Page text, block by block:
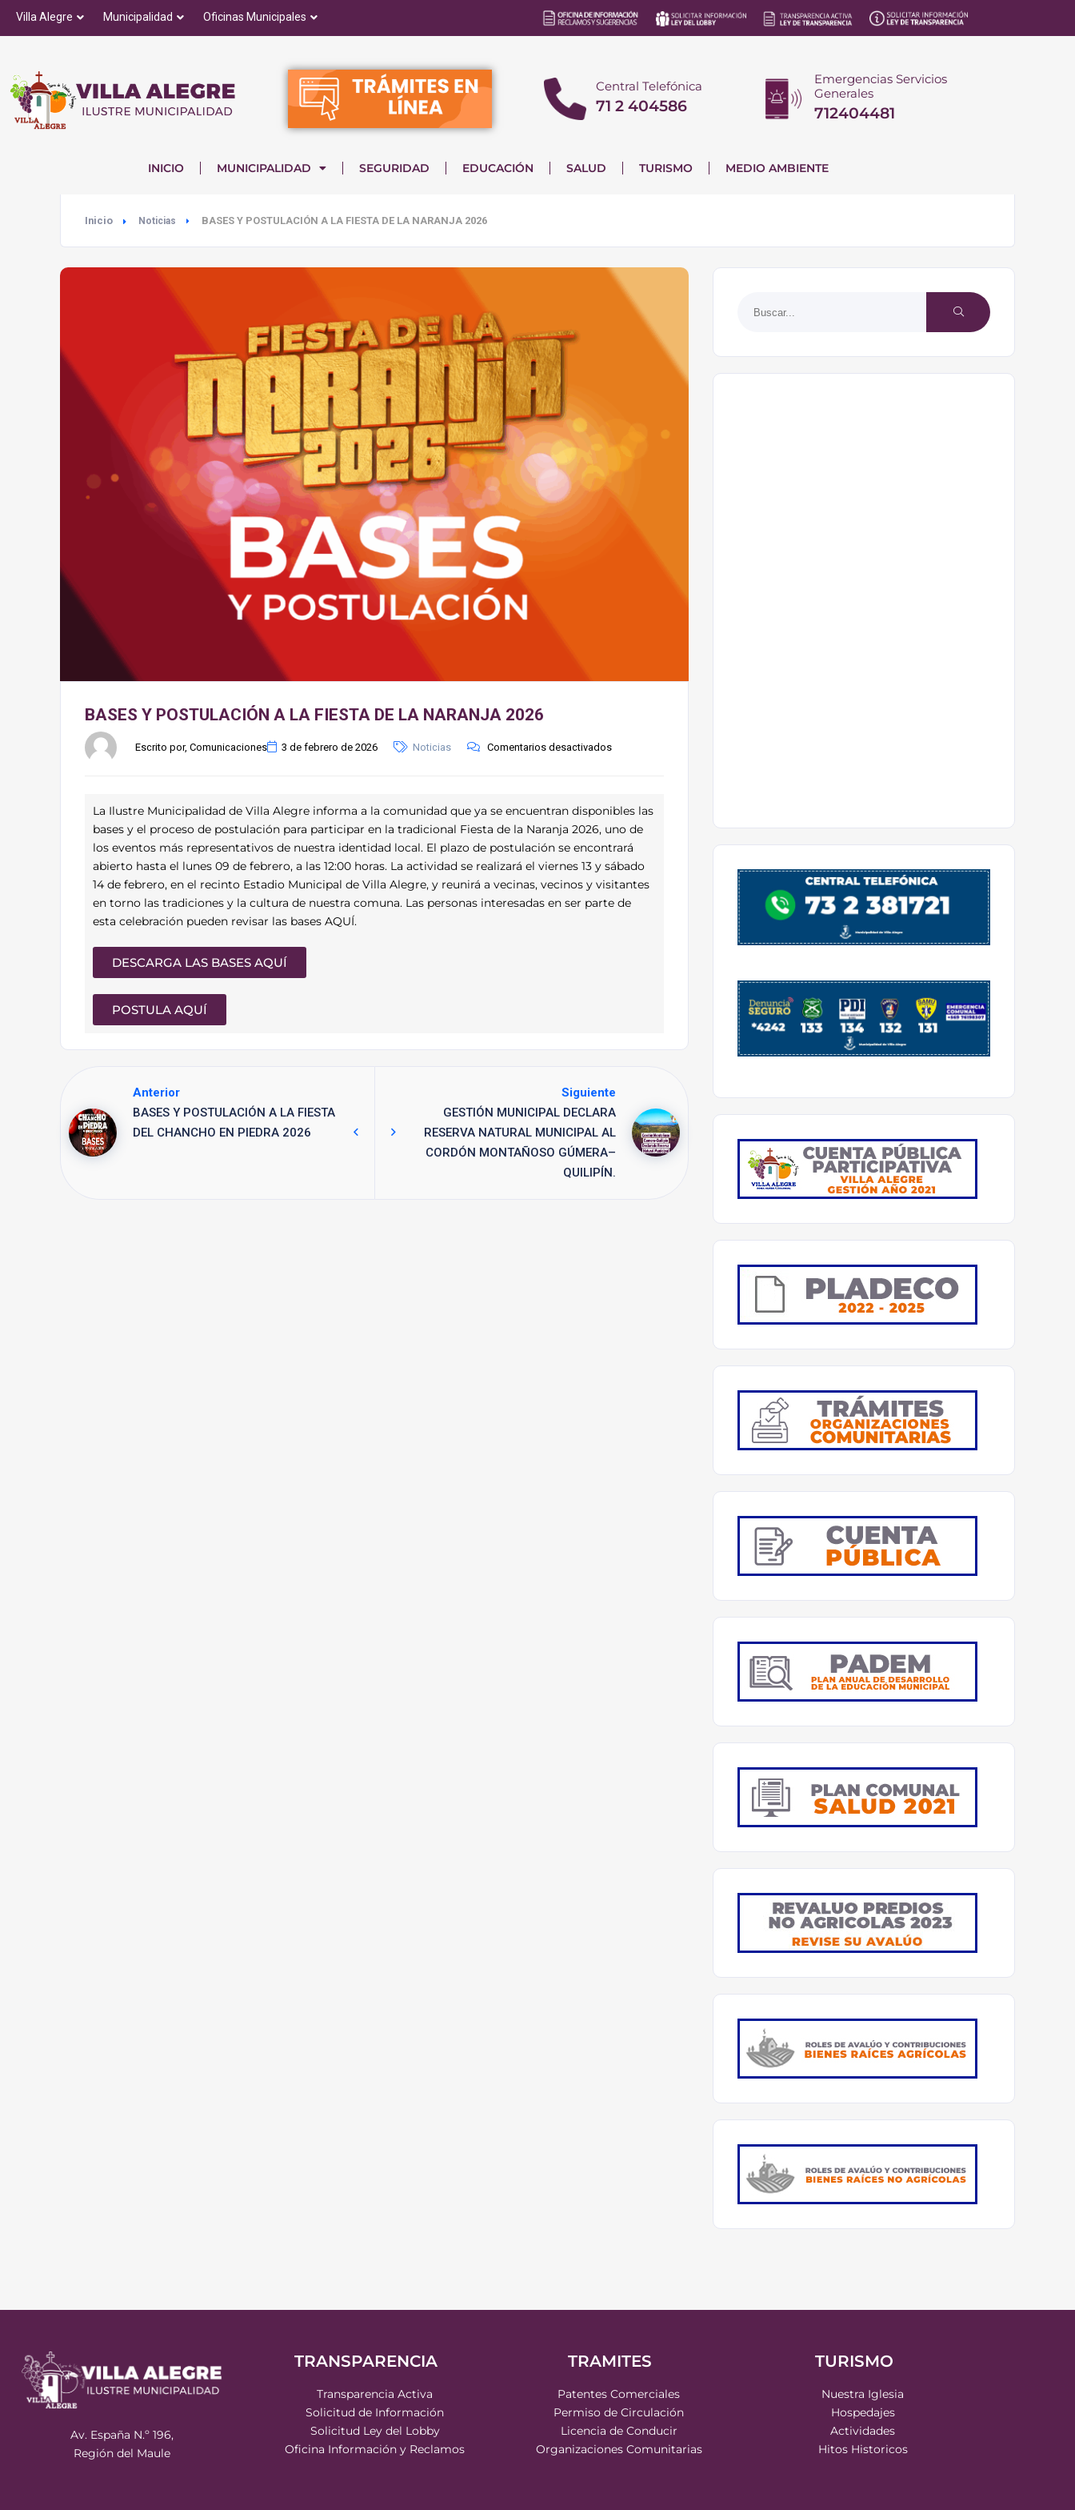
Villa Alegre Municipalidad Oficinas Municipales
Central Telefónica
71 2 404586
Emergencias Servicios
Generales
712404481
INICIO MUNICIPALIDAD SEGURIDAD EDUCACIÓN SALUD TURISMO MEDIO AMBIENTE
Inicio Noticias BASES Y POSTULACIÓN A LA FIESTA DE LA NARANJA 2026
BASES Y POSTULACIÓN A LA FIESTA DE LA NARANJA 2026
Escrito por, Comunicaciones 3 de febrero de 2026 Noticias Comentarios desactivados
La Ilustre Municipalidad de Villa Alegre informa a la comunidad que ya se encuentran disponibles las
bases y el proceso de postulación para participar en la tradicional Fiesta de la Naranja 2026, uno de
los eventos más representativos de nuestra identidad local. El plazo de postulación se encontrará
abierto hasta el lunes 09 de febrero, a las 12:00 horas. La actividad se realizará el viernes 13 y sábado
14 de febrero, en el recinto Estadio Municipal de Villa Alegre, y reunirá a vecinas, vecinos y visitantes
en torno las tradiciones y la cultura de nuestra comuna. Las personas interesadas en ser parte de
esta celebración pueden revisar las bases AQUÍ.
DESCARGA LAS BASES AQUÍ
POSTULA AQUÍ
Anterior
BASES Y POSTULACIÓN A LA FIESTA
DEL CHANCHO EN PIEDRA 2026
Siguiente
GESTIÓN MUNICIPAL DECLARA
RESERVA NATURAL MUNICIPAL AL
CORDÓN MONTAÑOSO GÚMERA–
QUILIPÍN.
Av. España N.º 196,
Región del Maule
TRANSPARENCIA
Transparencia Activa
Solicitud de Información
Solicitud Ley del Lobby
Oficina Información y Reclamos
TRAMITES
Patentes Comerciales
Permiso de Circulación
Licencia de Conducir
Organizaciones Comunitarias
TURISMO
Nuestra Iglesia
Hospedajes
Actividades
Hitos Historicos